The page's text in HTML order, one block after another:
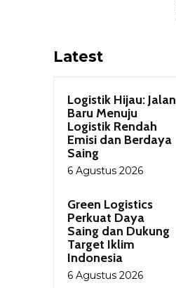
Latest
Logistik Hijau: Jalan
Baru Menuju
Logistik Rendah
Emisi dan Berdaya
Saing
6 Agustus 2026
Green Logistics
Perkuat Daya
Saing dan Dukung
Target Iklim
Indonesia
6 Agustus 2026